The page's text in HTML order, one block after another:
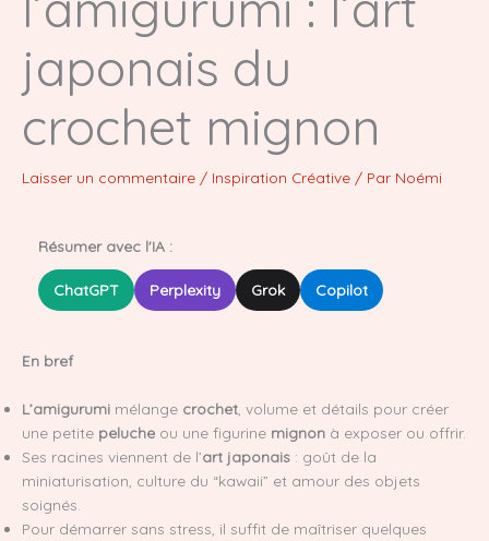
japonais du
crochet mignon
Laisser un commentaire / Inspiration Créative / Par Noémi
Résumer avec l'IA :
ChatGPT Perplexity Grok Copilot
En bref
L’amigurumi mélange crochet , volume et détails pour créer
une petite peluche ou une figurine mignon à exposer ou offrir.
Ses racines viennent de l’art japonais : goût de la
miniaturisation, culture du “kawaii” et amour des objets
soignés.
Pour démarrer sans stress, il suffit de maîtriser quelques